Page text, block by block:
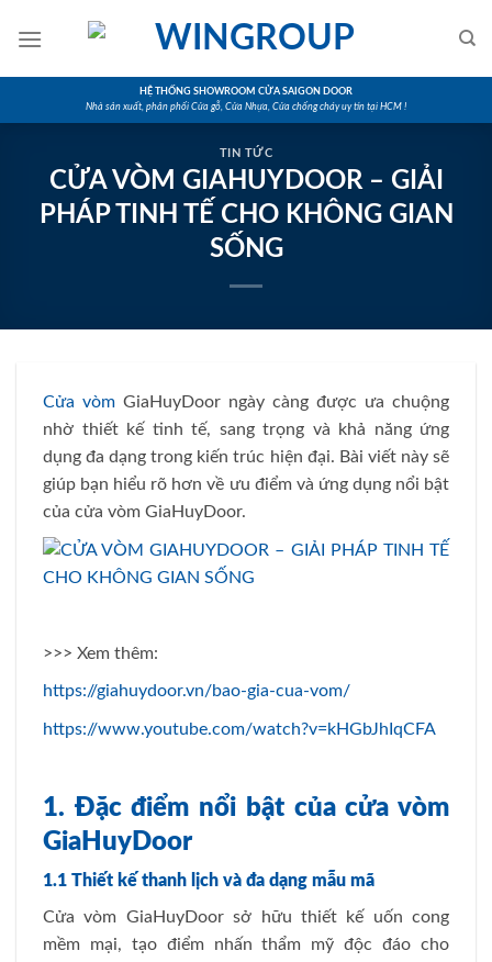
HỆ THỐNG SHOWROOM CỬA SAIGON DOOR
Nhà sản xuất, phân phối Cửa gỗ, Cửa Nhựa, Cửa chống cháy uy tín tại HCM !
TIN TỨC
CỬA VÒM GIAHUYDOOR – GIẢI
PHÁP TINH TẾ CHO KHÔNG GIAN
SỐNG
Cửa vòm GiaHuyDoor ngày càng được ưa chuộng
nhờ thiết kế tinh tế, sang trọng và khả năng ứng
dụng đa dạng trong kiến trúc hiện đại. Bài viết này sẽ
giúp bạn hiểu rõ hơn về ưu điểm và ứng dụng nổi bật
của cửa vòm GiaHuyDoor.
>>> Xem thêm:
https://giahuydoor.vn/bao-gia-cua-vom/
https://www.youtube.com/watch?v=kHGbJhIqCFA
1. Đặc điểm nổi bật của cửa vòm
GiaHuyDoor
1.1 Thiết kế thanh lịch và đa dạng mẫu mã
Cửa vòm GiaHuyDoor sở hữu thiết kế uốn cong
mềm mại, tạo điểm nhấn thẩm mỹ độc đáo cho